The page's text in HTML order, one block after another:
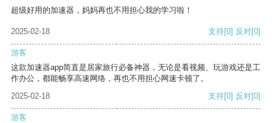
超级好用的加速器，妈妈再也不用担心我的学习啦！
2025-02-18 支持[0] 反对[0]
游客
这款加速器app简直是居家旅行必备神器，无论是看视频、玩游戏还是工
作办公，都能畅享高速网络，再也不用担心网速卡顿了。
2025-02-18
支持[0] 反对[0]
游客